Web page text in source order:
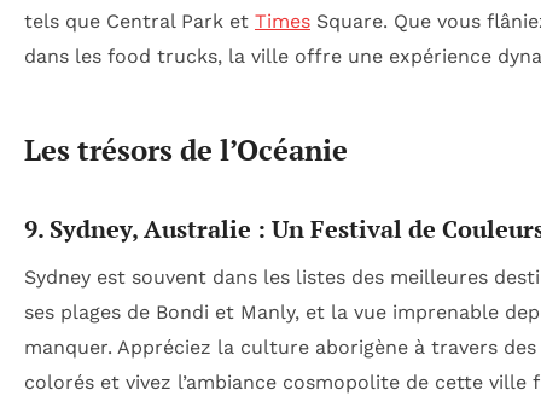
tels que Central Park et Times Square. Que vous
dans les food trucks, la ville offre une expérience
Les trésors de l’Océanie
9. Sydney, Australie : Un Festival de
Sydney est souvent dans les listes des meilleures
ses plages de Bondi et Manly, et la vue imprenable
manquer. Appréciez la culture aborigène à travers
colorés et vivez l’ambiance cosmopolite de cette ville